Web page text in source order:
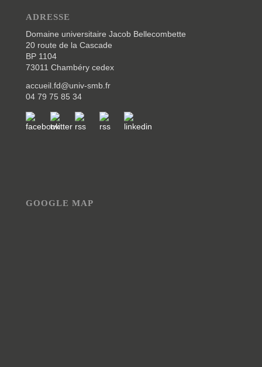
ADRESSE
Domaine universitaire Jacob Bellecombette
20 route de la Cascade
BP 1104
73011 Chambéry cedex
accueil.fd@univ-smb.fr
04 79 75 85 34
GOOGLE MAP